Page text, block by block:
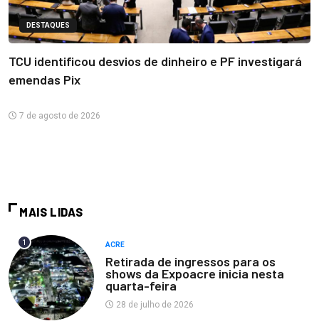
DESTAQUES
TCU identificou desvios de dinheiro e PF investigará
emendas Pix
7 de agosto de 2026
MAIS LIDAS
1 ACRE
Retirada de ingressos para os
shows da Expoacre inicia nesta
quarta-feira
28 de julho de 2026